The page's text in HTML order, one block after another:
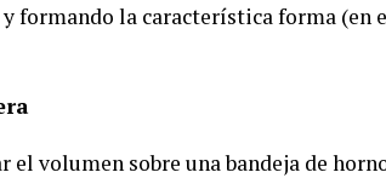
formando la característica forma (en
volumen sobre una bandeja de